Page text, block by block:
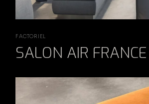
FACTORIEL
SALON AIR FRANCE